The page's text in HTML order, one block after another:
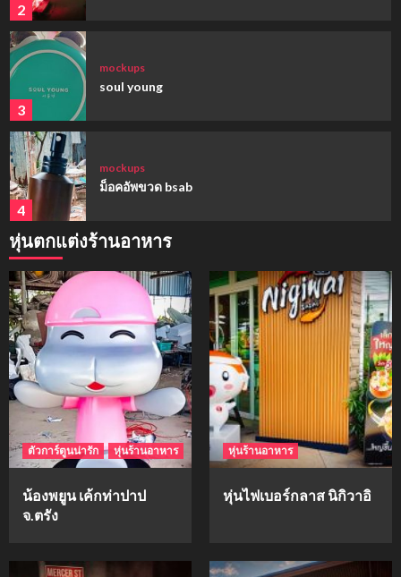
2
3
mockups
soul young
4
mockups
ม็อคอัพขวด bsab
5
ม็อคอัพน้ำมันวังว่าน
1
mockups
hi-q
2
mockups
ก้อนเนื้อทรงลูกบาสก์
mockups
หุ่นตกแต่งร้านอาหาร
ตัวการ์ตูนน่ารัก หุ่นร้านอาหาร
น้องพยูน เค้กท่าปาป
จ.ตรัง
หุ่นร้านอาหาร
หุ่นไฟเบอร์กลาส นิกิวาอิ